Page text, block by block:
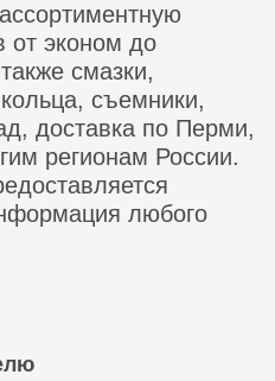
от эконом до
смазки,
съемники,
доставка по Перми,
регионам России.
любого